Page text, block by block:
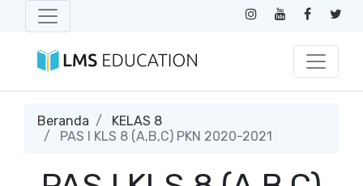
Beranda
KELAS 8
PAS I KLS 8 (A,B,C) PKN 2020-2021